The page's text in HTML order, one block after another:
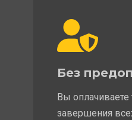
Без
Вы оплачиваете
завершения